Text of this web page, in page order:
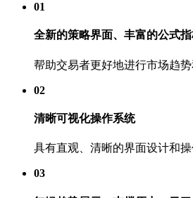
01
全新的策略界面、丰富的公式
帮助交易者更好地进行市场趋
02
清晰可视化操作系统
具有直观、清晰的界面设计和
03